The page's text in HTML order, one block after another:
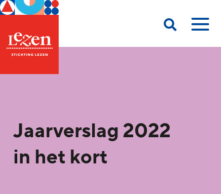
Jaarverslag 2022
in het kort